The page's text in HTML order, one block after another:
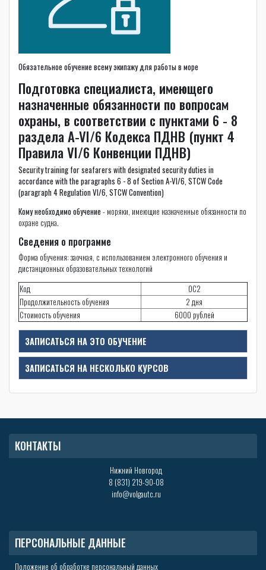
Обязательное обучение всему экипажу для работы в море
Подготовка специалиста, имеющего
назначенные обязанности по вопросам
охраны, в соответствии с пунктами 6 - 8
раздела A-VI/6 Кодекса ПДНВ (пункт 4
Правила VI/6 Конвенции ПДНВ)
Security training for seafarers with designated security duties in
accordance with the paragraphs 6 - 8 of Section А-VI/6, STCW Code
(paragraph 4 Regulation VI/6, STCW Convention)
Кому необходимо обучение - моряки, имеющие назначенные обязанности по
охране судна.
Сведения о программе
Форма обучения: заочная, с использованием электронного обучения и
дистанционных образовательных технологий
Код
ОС2
Продолжительность обучения
2 дня
Стоимость обучения
6000 рублей
ЗАПИСАТЬСЯ НА ЭТО ОБУЧЕНИЕ
ЗАПИСАТЬСЯ НА НЕСКОЛЬКО КУРСОВ
КОНТАКТЫ
Нижний Новгород
8 (831) 219-90-08
info@volgautc.ru
ПЕРСОНАЛЬНЫЕ ДАННЫЕ
Положение об обработке персональный данных